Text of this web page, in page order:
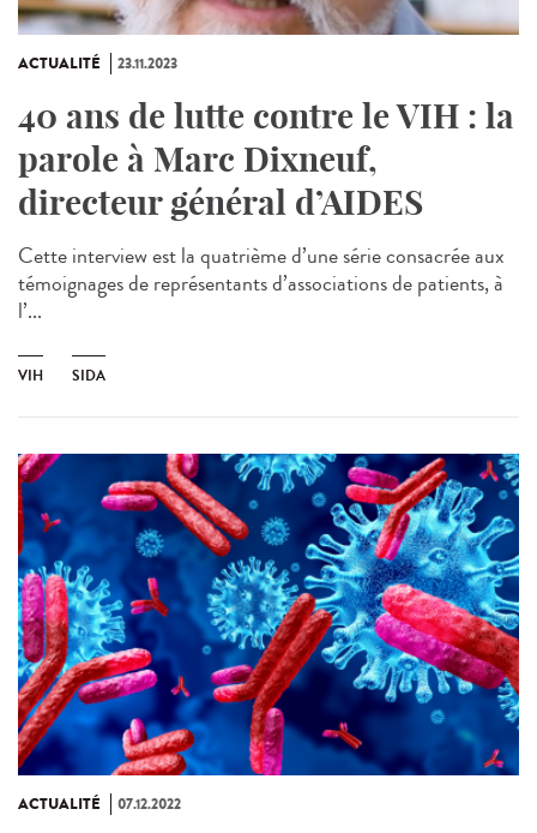
ACTUALITÉ 23.11.2023
40 ans de lutte contre le VIH : la
parole à Marc Dixneuf,
directeur général d’AIDES
Cette interview est la quatrième d’une série consacrée aux
témoignages de représentants d’associations de patients, à
l’...
VIH SIDA
ACTUALITÉ 07.12.2022